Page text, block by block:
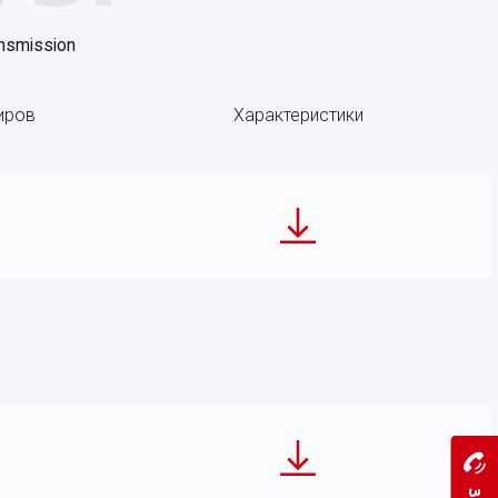
Характеристики